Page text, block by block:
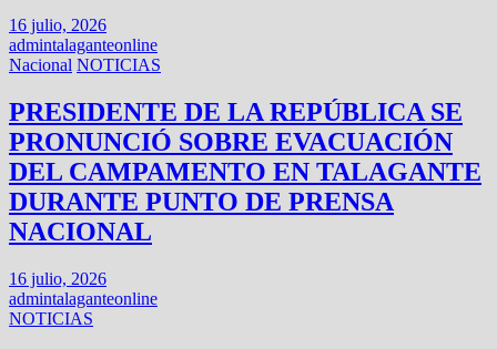
16 julio, 2026
admintalaganteonline
Nacional NOTICIAS
PRESIDENTE DE LA REPÚBLICA SE
PRONUNCIÓ SOBRE EVACUACIÓN
DEL CAMPAMENTO EN TALAGANTE
DURANTE PUNTO DE PRENSA
NACIONAL
16 julio, 2026
admintalaganteonline
NOTICIAS